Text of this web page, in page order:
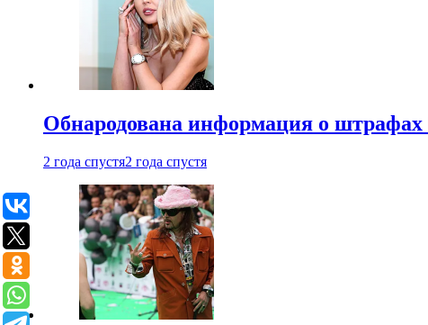
Обнародована информация о
2 года спустя2 года спустя